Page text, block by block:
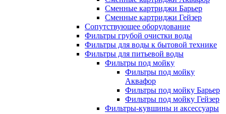
Сменные картриджи Барьер
Сменные картриджи Гейзер
Сопутствующее оборудование
Фильтры грубой очистки воды
Фильтры для воды к бытовой технике
Фильтры для питьевой воды
Фильтры под мойку
Фильтры под мойку
Аквафор
Фильтры под мойку Барьер
Фильтры под мойку Гейзер
Фильтры-кувшины и аксессуары